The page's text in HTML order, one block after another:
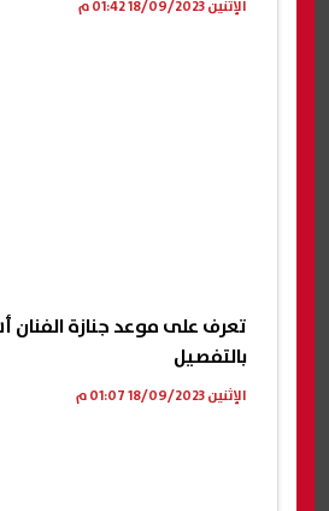
الإثنين 18/09/2023 01:42 م
تعرف على موعد جنازة
بالتفصيل
الإثنين 18/09/2023 01:07 م